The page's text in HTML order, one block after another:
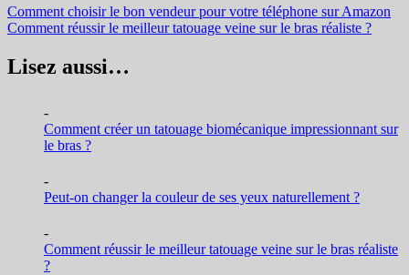
Navigation
de
l’article
Comment choisir le bon vendeur pour votre téléphone sur Amazon
Comment réussir le meilleur tatouage veine sur le bras réaliste ?
Lisez aussi…
-
Comment créer un tatouage biomécanique impressionnant sur
le bras ?
-
Peut-on changer la couleur de ses yeux naturellement ?
-
Comment réussir le meilleur tatouage veine sur le bras réaliste
?